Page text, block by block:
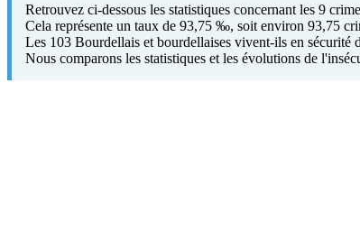
Retrouvez ci-dessous les statistiques concernant les 9
Cela représente un taux de 93,75 ‰, soit environ 93,75
Les 103 Bourdellais et bourdellaises vivent-ils en sécurité
Nous comparons les statistiques et les évolutions de